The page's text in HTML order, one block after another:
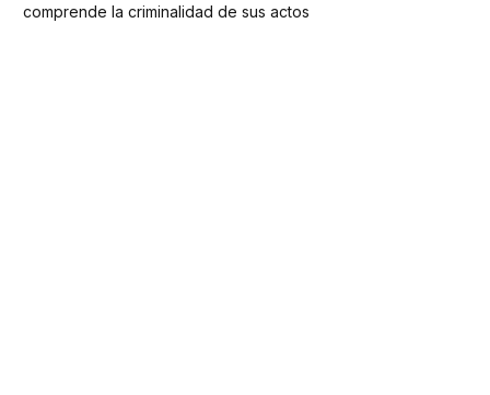
comprende la criminalidad de sus actos